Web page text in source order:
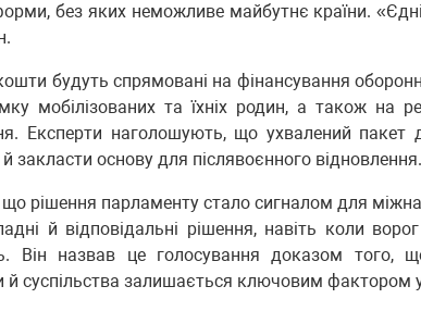
без яких неможливе майбутнє країни.
будуть спрямовані на фінансування
мобілізованих та їхніх родин, а також на
Експерти наголошують, що ухвалений пакет
закласти основу для післявоєнного відновлення.
рішення парламенту стало сигналом для
й відповідальні рішення, навіть коли ворог
Він назвав це голосування доказом того,
й суспільства залишається ключовим фактором